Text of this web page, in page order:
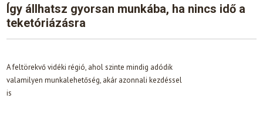
Így állhatsz gyorsan munkába, ha nincs idő a
teketóriázásra
A feltörekvő vidéki régió, ahol szinte mindig adódik
valamilyen munkalehetőség, akár azonnali kezdéssel
is